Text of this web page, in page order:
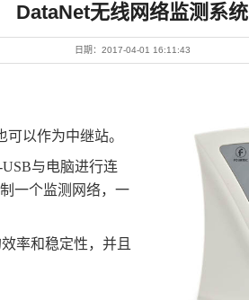
DataNet无线网络监测系统
日期：2017-04-01 16:11:43
以作为中继站。
与电脑进行连
一个监测网络，一
率和稳定性，并且